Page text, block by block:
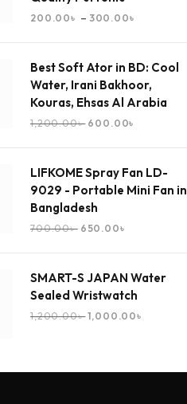
200.00৳ – 300.00৳
Best Soft Ator in BD: Cool
Water, Irani Bakhoor,
Kouras, Ehsas Al Arabia
1,200.00৳ 600.00৳
LIFKOME Spray Fan LD-
9029 - Portable Mini Fan in
Bangladesh
700.00৳ 650.00৳
SMART-S JAPAN Water
Sealed Wristwatch
1,200.00৳ 1,000.00৳